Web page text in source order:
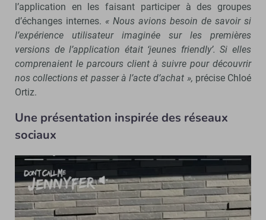
l’application en les faisant participer à des groupes
d’échanges internes. « Nous avions besoin de savoir si
l’expérience utilisateur imaginée sur les premières
versions de l’application était ‘jeunes friendly’. Si elles
comprenaient le parcours client à suivre pour découvrir
nos collections et passer à l’acte d’achat », précise Chloé
Ortiz.
Une présentation inspirée des réseaux
sociaux